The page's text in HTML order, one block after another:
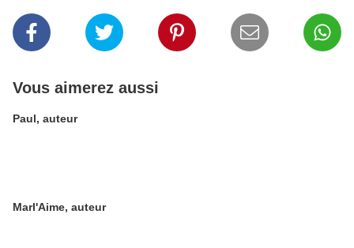
Vous aimerez aussi
Paul, auteur
Marl'Aime, auteur